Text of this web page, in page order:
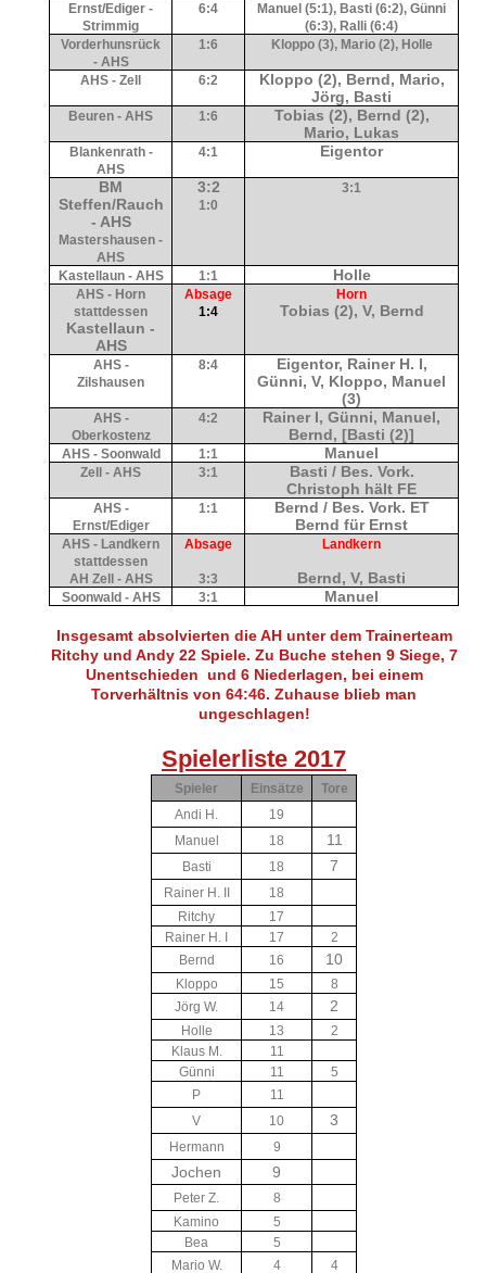
Ernst/Ediger -
Strimmig
6:4
Manuel (5:1), Basti (6:2), Günni
(6:3), Ralli (6:4)
Vorderhunsrück
- AHS
1:6 Kloppo (3), Mario (2), Holle
AHS - Zell 6:2
Kloppo (2), Bernd, Mario,
Jörg, Basti
Beuren - AHS 1:6
Tobias (2), Bernd (2),
Mario, Lukas
Blankenrath -
AHS
4:1 Eigentor
BM
Steffen/Rauch
- AHS
Mastershausen -
AHS
3:2
1:0
3:1
Kastellaun - AHS 1:1 Holle
AHS - Horn
stattdessen
Kastellaun -
AHS
Absage
1:4
Horn
Tobias (2), V, Bernd
AHS -
Zilshausen
8:4
Eigentor, Rainer H. I,
Günni, V, Kloppo, Manuel
(3)
AHS -
Oberkostenz
4:2
Rainer I, Günni, Manuel,
Bernd, [Basti (2)]
AHS - Soonwald 1:1 Manuel
Zell - AHS 3:1
Basti / Bes. Vork.
Christoph hält FE
AHS -
Ernst/Ediger
1:1
Bernd / Bes. Vork. ET
Bernd für Ernst
AHS - Landkern
stattdessen
AH Zell - AHS
Absage
3:3
Landkern
Bernd, V, Basti
Soonwald - AHS 3:1 Manuel
Insgesamt absolvierten die AH unter dem Trainerteam
Ritchy und Andy 22 Spiele. Zu Buche stehen 9 Siege, 7
Unentschieden und 6 Niederlagen, bei einem
Torverhältnis von 64:46. Zuhause blieb man
ungeschlagen!
Spielerliste 2017
Spieler Einsätze
Tore
Andi H.
19
Manuel
18 11
Basti 18 7
Rainer H. II
18
Ritchy
17
Rainer H. I
17
2
Bernd
16 10
Kloppo 15
8
Jörg W.
14 2
Holle 13
2
Klaus M.
11
Günni
11
5
P
11
V
10 3
Hermann 9
Jochen 9
Peter Z.
8
Kamino
5
Bea
5
Mario W.
4 4